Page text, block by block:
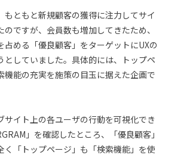
もともと新規顧客の獲得に注力してサイ
のですが、会員数も増加してきたため、
占める「優良顧客」をターゲットにUXの
としていました。具体的には、トップペ
機能の充実を施策の目玉に据えた企画で
サイト上の各ユーザの行動を可視化でき
」を確認したところ、「優良顧客」
く「トップページ」も「検索機能」を使